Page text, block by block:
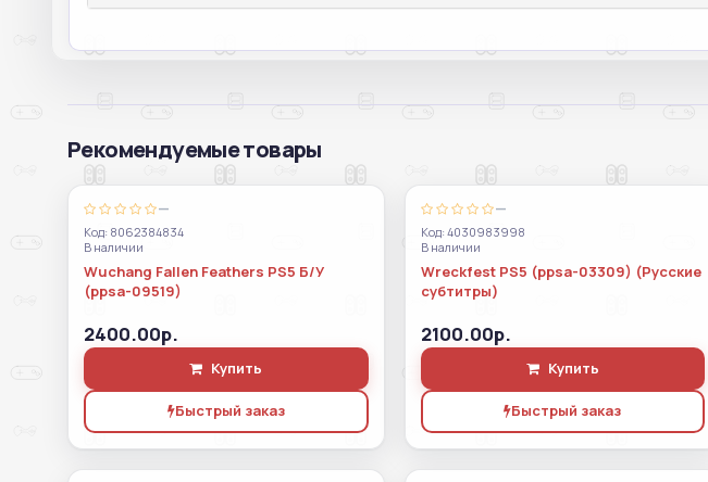
Рекомендуемые товары
—
Код: 8062384834
В наличии
Wuchang Fallen Feathers PS5 Б/У
(ppsa-09519)
2400.00р.
Купить
Быстрый заказ
—
Код: 4030983998
В наличии
Wreckfest PS5 (ppsa-03309) (Русские
субтитры)
2100.00р.
Купить
Быстрый заказ